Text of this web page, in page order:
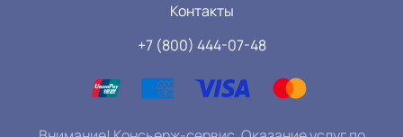
Контакты
+7 (800) 444-07-48